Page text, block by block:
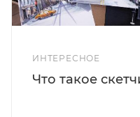
ИНТЕРЕСНОЕ
Что такое